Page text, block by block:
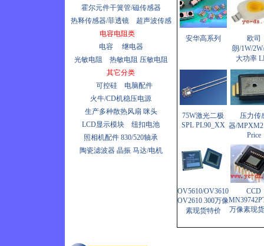
CCD MN39742PT/140万像素
现货特价
线性霍尔传感器HW-305B
热释传感
器/RE200B/LHI778(hb)
颜色传感器
传感器
光栅数组感应器
SP3238EEA
霍尔元件干簧管/磁传感器
热释传感器/菲透镜
超声波传感
电容电阻类
电容
继电器
光敏电阻
热敏电阻 压敏电阻
其它分类
可控硅
电脑配件
火牛/CD机稳压电源
生产多种散热风扇 咪头
LCD显示模块
纽扣电池
照相机配件 830/520轴承
陶瓷滤波器 晶振 马达/电机
安华高系列
欧司
朗/1W/
大功率
75W激光二极
SPL PL90_XX
压力传
器/
Price
OV5610/OV3610
OV2610 300万像
素现货特价
CCD
万像素现